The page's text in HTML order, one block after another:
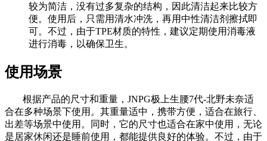
较为简洁，没有过多复杂的结构，因此清洁起来比较方
便。使用后，只需用清水冲洗，再用中性清洁剂擦拭即
可。不过，由于TPE材质的特性，建议定期使用消毒液
进行消毒，以确保卫生。
使用场景
根据产品的尺寸和重量，JNPG极上生腰7代-北野未奈适
合在多种场景下使用。其重量适中，携带方便，适合在旅行、
出差等场景中使用。同时，它的尺寸也适合在家中使用，无论
是居家休闲还是睡前使用，都能提供良好的体验。不过，由于